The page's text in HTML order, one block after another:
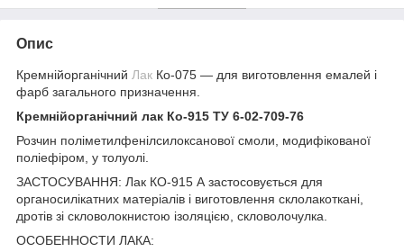
Опис
Кремнійорганічний Лак Ко-075 — для виготовлення емалей і
фарб загального призначення.
Кремнійорганічний лак Ко-915 ТУ 6-02-709-76
Розчин поліметилфенілсилоксанової смоли, модифікованої
поліефіром, у толуолі.
ЗАСТОСУВАННЯ: Лак КО-915 А застосовується для
органосилікатних матеріалів і виготовлення склолакоткані,
дротів зі скловолокнистою ізоляцією, скловолочулка.
ОСОБЕННОСТИ ЛАКА: